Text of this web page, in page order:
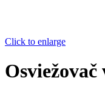
Click to enlarge